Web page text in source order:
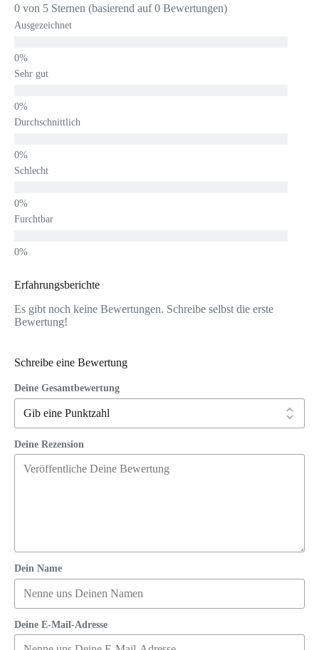
0 von 5 Sternen (basierend auf 0 Bewertungen)
Ausgezeichnet
Sehr gut
Durchschnittlich
Schlecht
Furchtbar
Erfahrungsberichte
Es gibt noch keine Bewertungen. Schreibe selbst die erste
Bewertung!
Schreibe eine Bewertung
Deine Gesamtbewertung
Deine Rezension
Dein Name
Deine E-Mail-Adresse